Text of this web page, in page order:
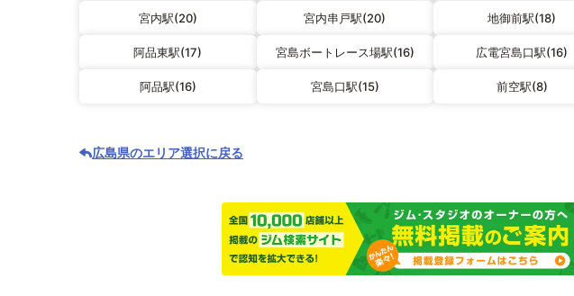
宮内駅(20) 宮内串戸駅(20) 地御前駅(18)
阿品東駅(17) 宮島ボートレース場駅(16) 広電宮島口駅(16)
阿品駅(16) 宮島口駅(15) 前空駅(8)
広島県のエリア選択に戻る